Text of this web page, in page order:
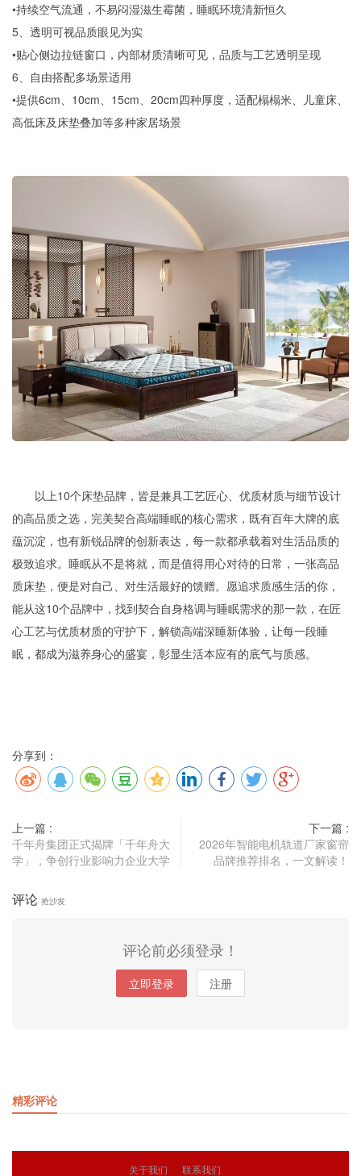
•持续空气流通，不易闷湿滋生霉菌，睡眠环境清新恒久
5、透明可视品质眼见为实
•贴心侧边拉链窗口，内部材质清晰可见，品质与工艺透明呈现
6、自由搭配多场景适用
•提供6cm、10cm、15cm、20cm四种厚度，适配榻榻米、儿童床、
高低床及床垫叠加等多种家居场景
以上10个床垫品牌，皆是兼具工艺匠心、优质材质与细节设计
的高品质之选，完美契合高端睡眠的核心需求，既有百年大牌的底
蕴沉淀，也有新锐品牌的创新表达，每一款都承载着对生活品质的
极致追求。睡眠从不是将就，而是值得用心对待的日常，一张高品
质床垫，便是对自己、对生活最好的馈赠。愿追求质感生活的你，
能从这10个品牌中，找到契合自身格调与睡眠需求的那一款，在匠
心工艺与优质材质的守护下，解锁高端深睡新体验，让每一段睡
眠，都成为滋养身心的盛宴，彰显生活本应有的底气与质感。
分享到：
上一篇 :
千年舟集团正式揭牌「千年舟大
学」，争创行业影响力企业大学
下一篇 :
2026年智能电机轨道厂家窗帘
品牌推荐排名，一文解读！
评论 抢沙发
评论前必须登录！
立即登录 注册
精彩评论
关于我们 联系我们